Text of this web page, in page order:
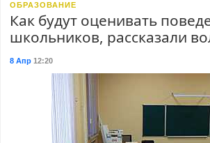
ОБРАЗОВАНИЕ
Как будут оценивать
школьников, рассказали
8 Апр12:20